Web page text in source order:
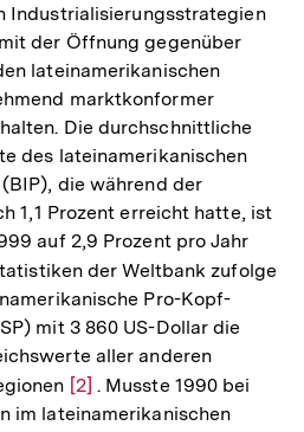
Industrialisierungsstrategien
der Öffnung gegenüber
lateinamerikanischen
marktkonformer
Die durchschnittliche
des lateinamerikanischen
die während der
1,1 Prozent erreicht hatte, ist
auf 2,9 Prozent pro Jahr
der Weltbank zufolge
Pro-Kopf-
mit 3 860 US-Dollar die
aller anderen
Zur
Auflösung
[2] . Musste 1990 bei
im lateinamerikanischen